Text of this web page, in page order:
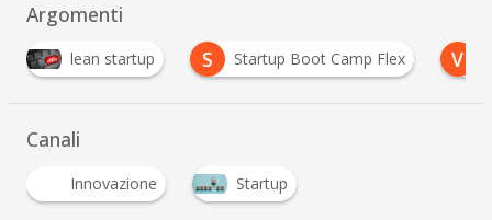
Argomenti
lean startup S Startup Boot Camp Flex V
Canali
Innovazione Startup